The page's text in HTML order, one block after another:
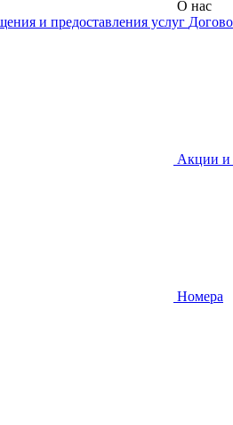
О нас
и предоставления услуг
Акции и
Номера